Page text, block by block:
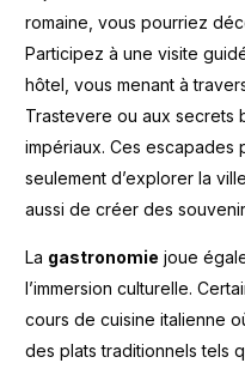
romaine, vous pourriez
Participez à une visite
hôtel, vous menant à
Trastevere ou aux secrets
impériaux. Ces escapades
seulement d’explorer la
aussi de créer des
La gastronomie joue
l’immersion culturelle.
cours de cuisine italienne
des plats traditionnels tels